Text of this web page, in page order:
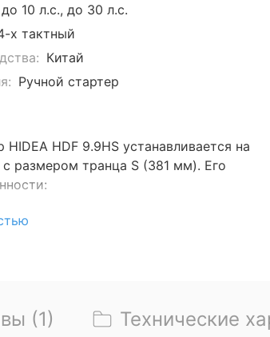
до 10 л.с., до 30 л.с.
х тактный
Китай
Ручной стартер
HDF 9.9HS устанавливается на
размером транца S (381 мм). Его
212 куб. см
↓ см. видео мотора Хайди 9.9.
(1) Технические